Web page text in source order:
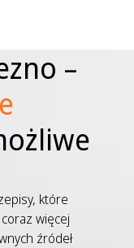
–
które
więcej
źródeł